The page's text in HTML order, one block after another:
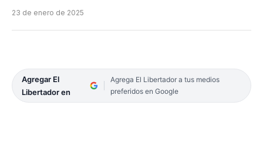
23 de enero de 2025
Agregar El
Libertador en
Agrega El Libertador a tus medios
preferidos en Google